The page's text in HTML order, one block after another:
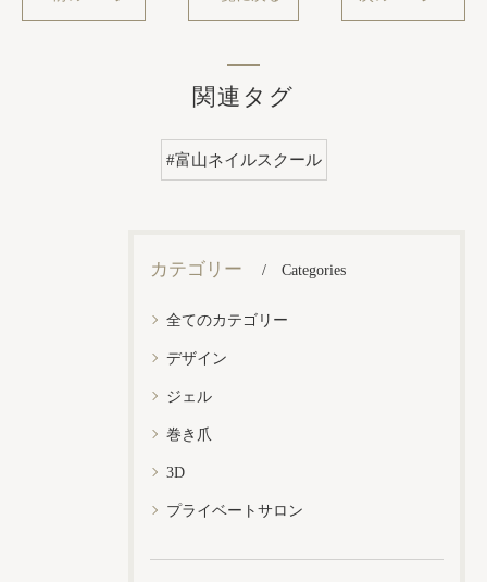
関連タグ
#富山ネイルスクール
カテゴリー Categories
全てのカテゴリー
デザイン
ジェル
巻き爪
3D
プライベートサロン